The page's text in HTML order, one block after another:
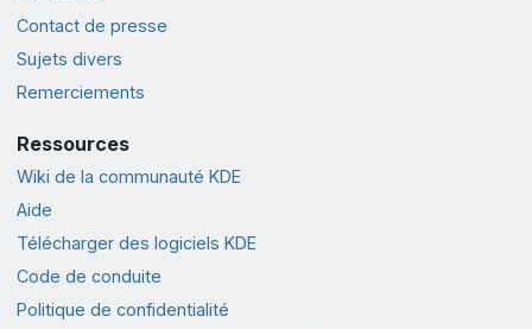
Contact de presse
Sujets divers
Remerciements
Ressources
Wiki de la communauté KDE
Aide
Télécharger des logiciels KDE
Code de conduite
Politique de confidentialité